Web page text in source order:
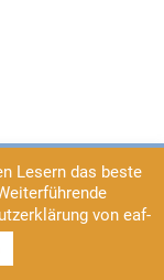
Lesern das beste
von eaf-